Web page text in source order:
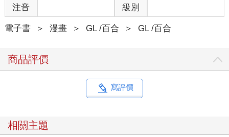
注音 級別
電子書 ＞ 漫畫 ＞ GL /百合 ＞ GL /百合
商品評價
寫評價
相關主題